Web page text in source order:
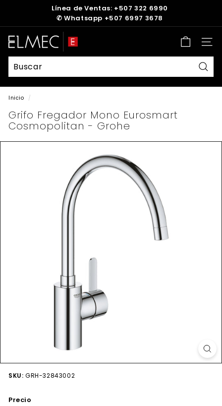
diapositivas
pausa
Línea de Ventas: +507 322 6990
✆ Whatsapp +507 6997 3678
E
L
M
E
C
Inicio /
Grifo Fregador Mono Eurosmart
Cosmopolitan - Grohe
SKU: GRH-32843002
Precio